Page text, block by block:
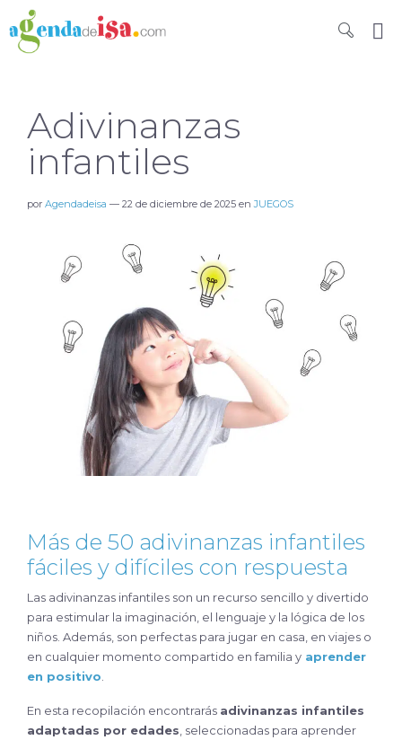
Adivinanzas
infantiles
por Agendadeisa — 22 de diciembre de 2025 enJUEGOS
Más de 50 adivinanzas infantiles
fáciles y difíciles con respuesta
Las adivinanzas infantiles son un recurso sencillo y divertido
para estimular la imaginación, el lenguaje y la lógica de los
niños. Además, son perfectas para jugar en casa, en viajes o
en cualquier momento compartido en familia y aprender
en positivo
En esta recopilación encontrarás adivinanzas infantiles
adaptadas por edades , seleccionadas para aprender